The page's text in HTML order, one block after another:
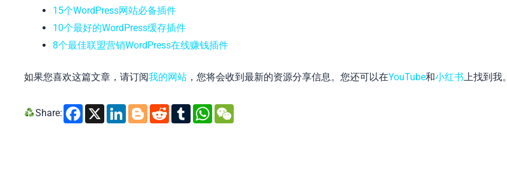
15个WordPress网站必备插件
10个最好的WordPress缓存插件
8个最佳联盟营销WordPress在线赚钱插件
如果您喜欢这篇文章，请订阅我的网站 ，您将会收到最新的资源分享信息。您还可以在YouTube和小红书上找到我。
Share: Facebook
X LinkedIn
Blogger
Reddit
TumblrWhatsApp